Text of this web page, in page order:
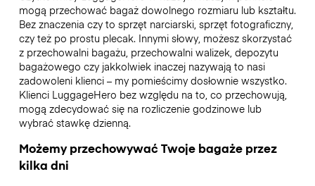
mogą przechować bagaż dowolnego rozmiaru lub kształtu.
Bez znaczenia czy to sprzęt narciarski, sprzęt fotograficzny,
czy też po prostu plecak. Innymi słowy, możesz skorzystać
z przechowalni bagażu, przechowalni walizek, depozytu
bagażowego czy jakkolwiek inaczej nazywają to nasi
zadowoleni klienci – my pomieścimy dosłownie wszystko.
Klienci LuggageHero bez względu na to, co przechowują,
mogą zdecydować się na rozliczenie godzinowe lub
wybrać stawkę dzienną.
Możemy przechowywać Twoje bagaże przez
kilka dni